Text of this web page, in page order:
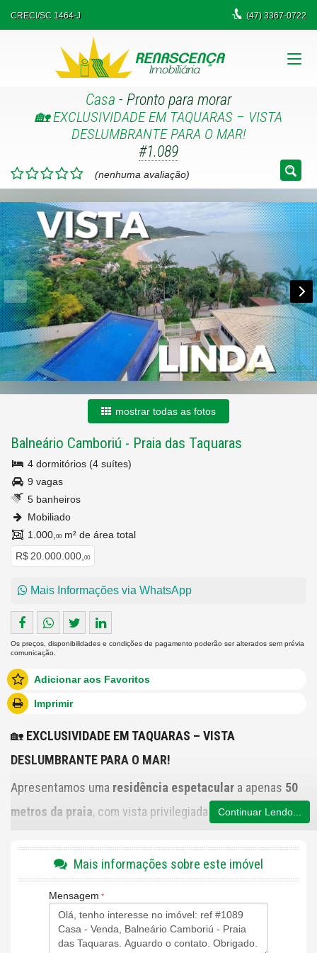
CRECI/SC 1464-J (47)3367-0722
Casa - Pronto para morar
🏡 EXCLUSIVIDADE EM TAQUARAS – VISTA
DESLUMBRANTE PARA O MAR!
#1.089
(nenhuma avaliação)
mostrar todas as fotos
Balneário Camboriú - Praia das Taquaras
4 dormitórios (4 suítes)
9 vagas
5 banheiros
Mobiliado
1.000, 00 m² de área total
R$ 20.000.000, 00
Mais Informações via WhatsApp
Os preços, disponibilidades e condições de pagamento poderão ser alterados sem prévia
comunicação.
Adicionar aos Favoritos
Imprimir
🏡 EXCLUSIVIDADE EM TAQUARAS – VISTA
DESLUMBRANTE PARA O MAR!
Apresentamos uma residência espetacular a apenas 50
metros da praia, com vista privilegiada da charmosa e
Destaques do Imóvel:
Área construída
Terreno:1.500 m²
4 dormitórios(sendo3 suítes, incluindo uma
Continuar Lendo...
Mais informações sobre este imóvel
Mensagem